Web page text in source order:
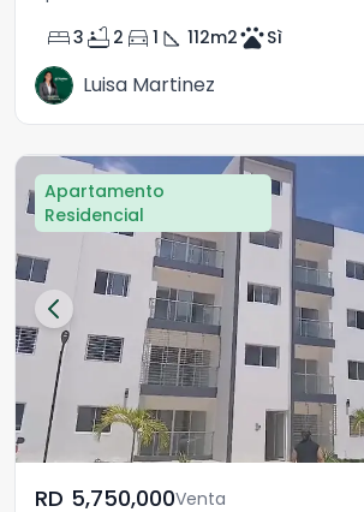
bed3 bathtub 2 directions_car 1 square_foot 112m2petsSì
Luisa Martinez
Apartamento
Residencial
RD	5,750,000Venta